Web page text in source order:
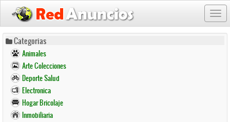
Pasar
contenido
principal
Categorias
Animales
Arte Colecciones
Deporte Salud
Electronica
Hogar Bricolaje
Inmobiliaria